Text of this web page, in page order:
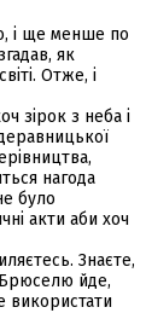
і ще менше по
як
Отже, і
зірок з неба і
нагода
було
акти аби хоч
Знаєте,
Брюселю йде,
використати